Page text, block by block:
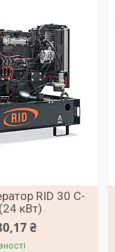
RID 30 C-
кВт)
₴